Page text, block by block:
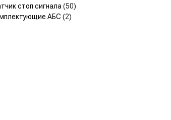
стоп сигнала (50)
АБС (2)